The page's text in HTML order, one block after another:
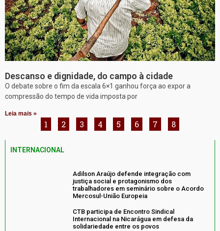
Descanso e dignidade, do campo à cidade
O debate sobre o fim da escala 6×1 ganhou força ao expor a
compressão do tempo de vida imposta por
Leia mais »
1 2 3 4 5 6 7 8
INTERNACIONAL
Adilson Araújo defende integração com
justiça social e protagonismo dos
trabalhadores em seminário sobre o Acordo
Mercosul-União Europeia
CTB participa de Encontro Sindical
Internacional na Nicarágua em defesa da
solidariedade entre os povos